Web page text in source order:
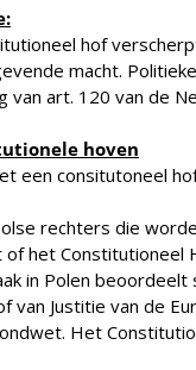
hof
macht.
van art. 120 van de
hoven
een consitutoneel
rechters die
het Constitutioneel
in Polen
van Justitie van de
Het